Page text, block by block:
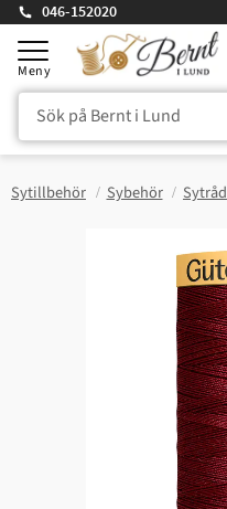
Meny
046-152020
Sytillbehör Sybehör Sytråd